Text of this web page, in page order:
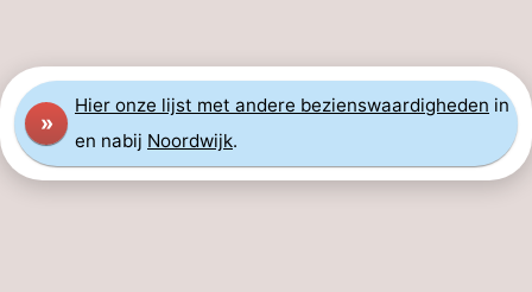
Binnenspeeltuinen
-
Experiences
Wellness
»
Hier onze lijst met andere bezienswaardigheden in
en nabij Noordwijk.